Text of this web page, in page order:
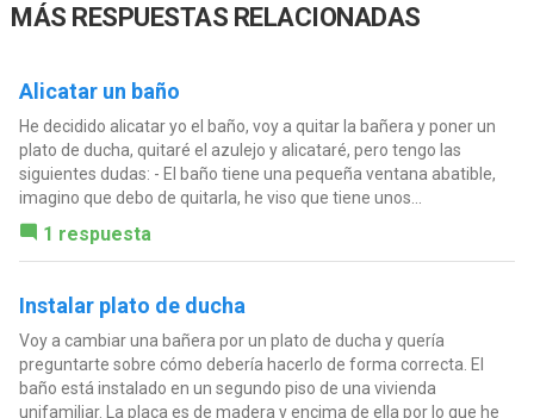
MÁS RESPUESTAS RELACIONADAS
Alicatar un baño
He decidido alicatar yo el baño, voy a quitar la bañera y poner un
plato de ducha, quitaré el azulejo y alicataré, pero tengo las
siguientes dudas: - El baño tiene una pequeña ventana abatible,
imagino que debo de quitarla, he viso que tiene unos...
1 respuesta
Instalar plato de ducha
Voy a cambiar una bañera por un plato de ducha y quería
preguntarte sobre cómo debería hacerlo de forma correcta. El
baño está instalado en un segundo piso de una vivienda
unifamiliar. La placa es de madera y encima de ella por lo que he